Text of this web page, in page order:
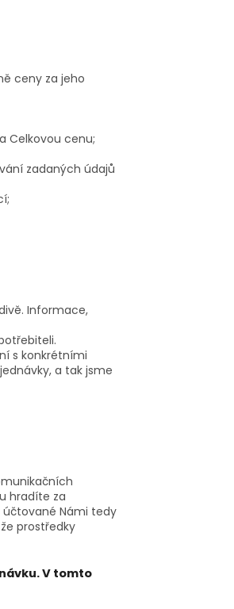
ceny za jeho
Celkovou cenu;
zadaných údajů
Informace,
s konkrétními
a tak jsme
hradíte za
Námi tedy
prostředky
V tomto